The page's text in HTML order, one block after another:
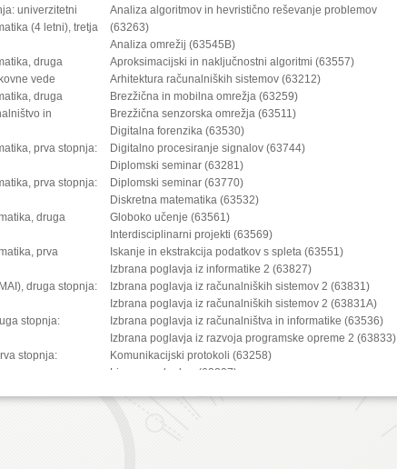
univerzitetni
(4 letni), tretja
druga
vede
druga
in
prva stopnja:
prva stopnja:
druga
prva
druga stopnja:
stopnja:
stopnja:
Analiza algoritmov in hevristično reševanje problemov
(63263)
Analiza omrežij (63545B)
Aproksimacijski in naključnostni algoritmi (63557)
Arhitektura računalniških sistemov (63212)
Brezžična in mobilna omrežja (63259)
Brezžična senzorska omrežja (63511)
Digitalna forenzika (63530)
Digitalno procesiranje signalov (63744)
Diplomski seminar (63281)
Diplomski seminar (63770)
Diskretna matematika (63532)
Globoko učenje (63561)
Interdisciplinarni projekti (63569)
Iskanje in ekstrakcija podatkov s spleta (63551)
Izbrana poglavja iz informatike 2 (63827)
Izbrana poglavja iz računalniških sistemov 2 (63831)
Izbrana poglavja iz računalniških sistemov 2 (63831A)
Izbrana poglavja iz računalništva in informatike (63536)
Izbrana poglavja iz razvoja programske opreme 2 (63833)
Komunikacijski protokoli (63258)
Linearna algebra (63207)
Matematika 2 (63567)